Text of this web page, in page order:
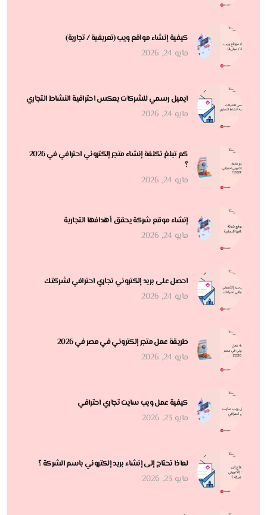
كيفية إنشاء مواقع ويب (تعريفية / تجارية)
مايو 24, 2026
ايميل رسمي للشركات يعكس احترافية النشاط التجاري
مايو 24, 2026
كم تبلغ تكلفة إنشاء متجر إلكتروني احترافي في 2026
؟
مايو 24, 2026
إنشاء موقع شركة يحقق أهدافها التجارية
مايو 24, 2026
احصل على بريد إلكتروني تجاري احترافي لشركتك
مايو 24, 2026
طريقة عمل متجر إلكتروني في مصر في 2026
مايو 24, 2026
كيفية عمل ويب سايت تجاري احترافي
مايو 23, 2026
لماذا تحتاج إلى إنشاء بريد إلكتروني باسم الشركة ؟
مايو 23, 2026